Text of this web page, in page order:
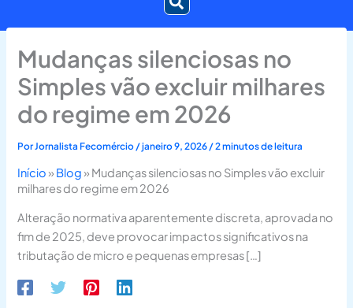
Mudanças silenciosas no
Simples vão excluir milhares
do regime em 2026
PorJornalista Fecomércio /janeiro 9, 2026 /2 minutos de leitura
Início» Blog» Mudanças silenciosas no Simples vão excluir
milhares do regime em 2026
Alteração normativa aparentemente discreta, aprovada no
fim de 2025, deve provocar impactos significativos na
tributação de micro e pequenas empresas […]